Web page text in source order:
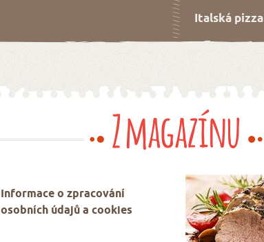
Italská pizza
Z magazínu
Informace o zpracování
osobních údajů a cookies